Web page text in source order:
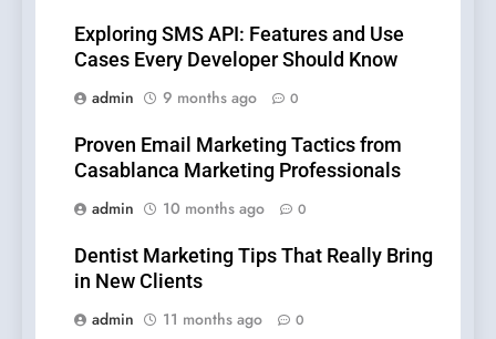
Exploring SMS API: Features and Use
Cases Every Developer Should Know
admin
9 months ago 0
Proven Email Marketing Tactics from
Casablanca Marketing Professionals
admin
10 months ago 0
Dentist Marketing Tips That Really Bring
in New Clients
admin
11 months ago 0